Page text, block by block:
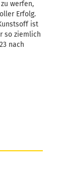
werfen,
Erfolg.
ist
so ziemlich
nach